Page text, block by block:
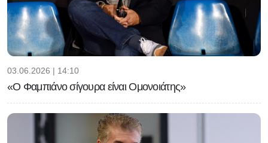
03.06.2026 | 14:10
«Ο Φαμπιάνο σίγουρα είναι Ομονοιάτης»